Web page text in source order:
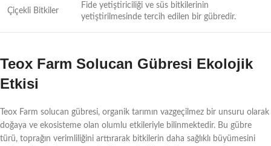
Çiçekli Bitkiler
Fide yetiştiriciliği ve süs bitkilerinin
yetiştirilmesinde tercih edilen bir gübredir.
Teox Farm Solucan Gübresi Ekolojik
Etkisi
Teox Farm solucan gübresi, organik tarımın vazgeçilmez bir unsuru olarak
doğaya ve ekosisteme olan olumlu etkileriyle bilinmektedir. Bu gübre
türü, toprağın verimliliğini arttırarak bitkilerin daha sağlıklı büyümesini